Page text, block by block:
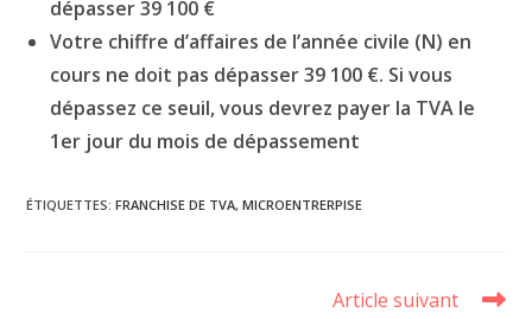
dépasser 39 100 €
Votre chiffre d’affaires de l’année civile (N) en
cours ne doit pas dépasser 39 100 €. Si vous
dépassez ce seuil, vous devrez payer la TVA le
1er jour du mois de dépassement
ÉTIQUETTES:FRANCHISE DE TVA, MICROENTRERPISE
Article suivant